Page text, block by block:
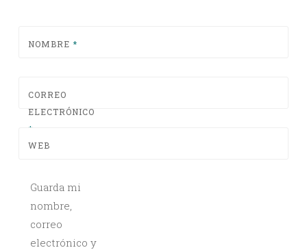
NOMBRE *
CORREO
ELECTRÓNICO
*
WEB
Guarda mi
nombre,
correo
electrónico y